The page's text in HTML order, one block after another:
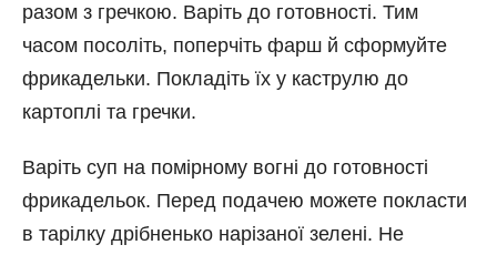
разом з гречкою. Варіть до готовності. Тим
часом посоліть, поперчіть фарш й сформуйте
фрикадельки. Покладіть їх у каструлю до
картоплі та гречки.
Варіть суп на помірному вогні до готовності
фрикадельок. Перед подачею можете покласти
в тарілку дрібненько нарізаної зелені. Не